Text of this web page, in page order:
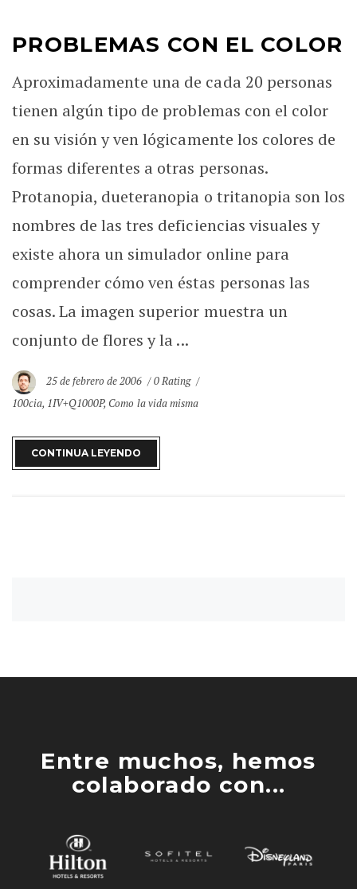
PROBLEMAS CON EL COLOR
Aproximadamente una de cada 20 personas
tienen algún tipo de problemas con el color
en su visión y ven lógicamente los colores de
formas diferentes a otras personas.
Protanopia, dueteranopia o tritanopia son los
nombres de las tres deficiencias visuales y
existe ahora un simulador online para
comprender cómo ven éstas personas las
cosas. La imagen superior muestra un
conjunto de flores y la ...
25 de febrero de 2006
0 Rating
100cia, 1IV+Q1000P, Como la vida misma
CONTINUA LEYENDO
Entre muchos, hemos
colaborado con...